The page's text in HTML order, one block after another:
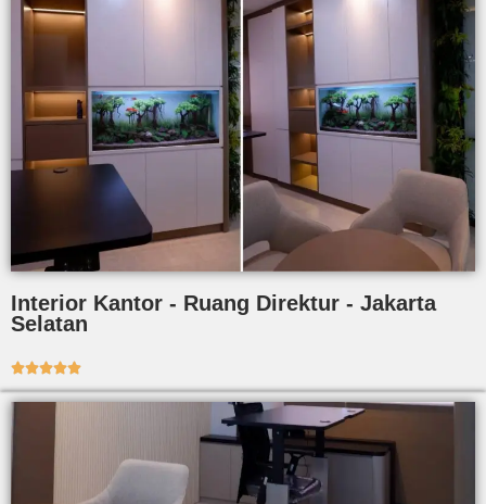
Interior Kantor - Ruang Direktur - Jakarta
Selatan
